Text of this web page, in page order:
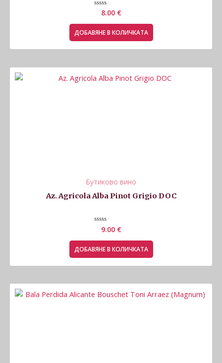
Оценено
0
от
5
8.00 €
ДОБАВЯНЕ В КОЛИЧКАТА
Бутиково вино
Az. Agricola Alba Pinot Grigio DOC
Оценено
0
от
5
9.00 €
ДОБАВЯНЕ В КОЛИЧКАТА